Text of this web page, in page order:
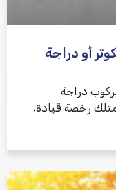
أو دراجة
2019، يُسمح بركوب دراجة
رخصة قيادة،